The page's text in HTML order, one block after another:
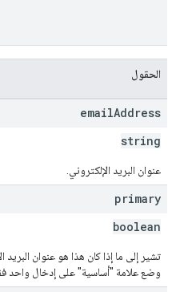
الحقول
emailAddress
string
عنوان البريد الإلكتروني.
primary
boolean
تشير إلى ما إذا كان هذا هو عنوان
وضع علامة "أساسية" على إدخال واحد